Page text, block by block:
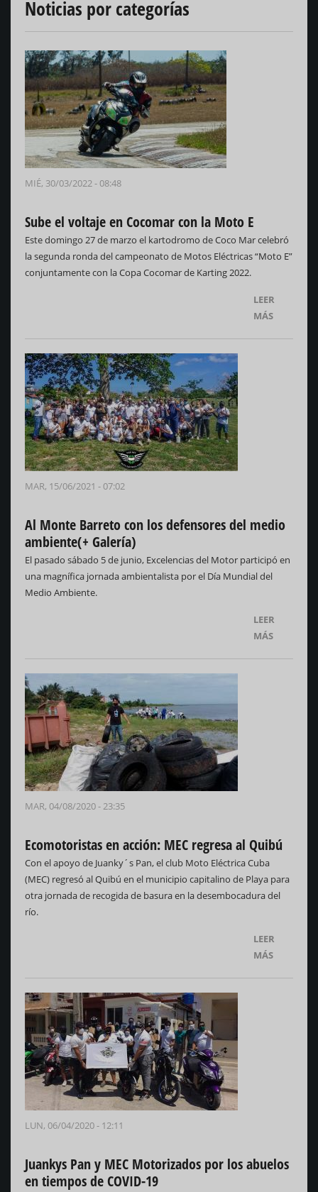
Noticias por categorías
MIÉ, 30/03/2022 - 08:48
Sube el voltaje en Cocomar con la Moto E
Este domingo 27 de marzo el kartodromo de Coco Mar celebró
la segunda ronda del campeonato de Motos Eléctricas “Moto E”
conjuntamente con la Copa Cocomar de Karting 2022.
LEER
MÁS
MAR, 15/06/2021 - 07:02
Al Monte Barreto con los defensores del medio
ambiente(+ Galería)
El pasado sábado 5 de junio, Excelencias del Motor participó en
una magnífica jornada ambientalista por el Día Mundial del
Medio Ambiente.
LEER
MÁS
MAR, 04/08/2020 - 23:35
Ecomotoristas en acción: MEC regresa al Quibú
Con el apoyo de Juanky´s Pan, el club Moto Eléctrica Cuba
(MEC) regresó al Quibú en el municipio capitalino de Playa para
otra jornada de recogida de basura en la desembocadura del
río.
LEER
MÁS
LUN, 06/04/2020 - 12:11
Juankys Pan y MEC Motorizados por los abuelos
en tiempos de COVID-19